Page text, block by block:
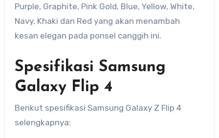
Purple, Graphite, Pink Gold, Blue, Yellow, White,
Navy, Khaki dan Red yang akan menambah
kesan elegan pada ponsel canggih ini.
Spesifikasi Samsung
Galaxy Flip 4
Berikut spesifikasi Samsung Galaxy Z Flip 4
selengkapnya: